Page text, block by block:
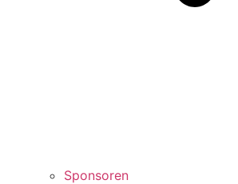
Sponsoren